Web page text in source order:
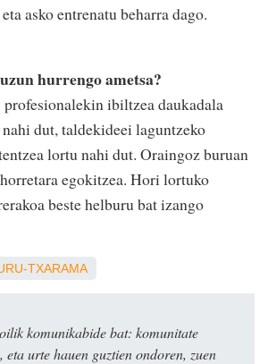
asko entrenatu beharra dago.
hurrengo ametsa?
ibiltzea daukadala
dut, taldekideei laguntzeko
lortu nahi dut. Oraingoz buruan
egokitzea. Hori lortuko
beste helburu bat izango
TXARAMA
komunikabide bat: komunitate
eta urte hauen guztien ondoren, zuen